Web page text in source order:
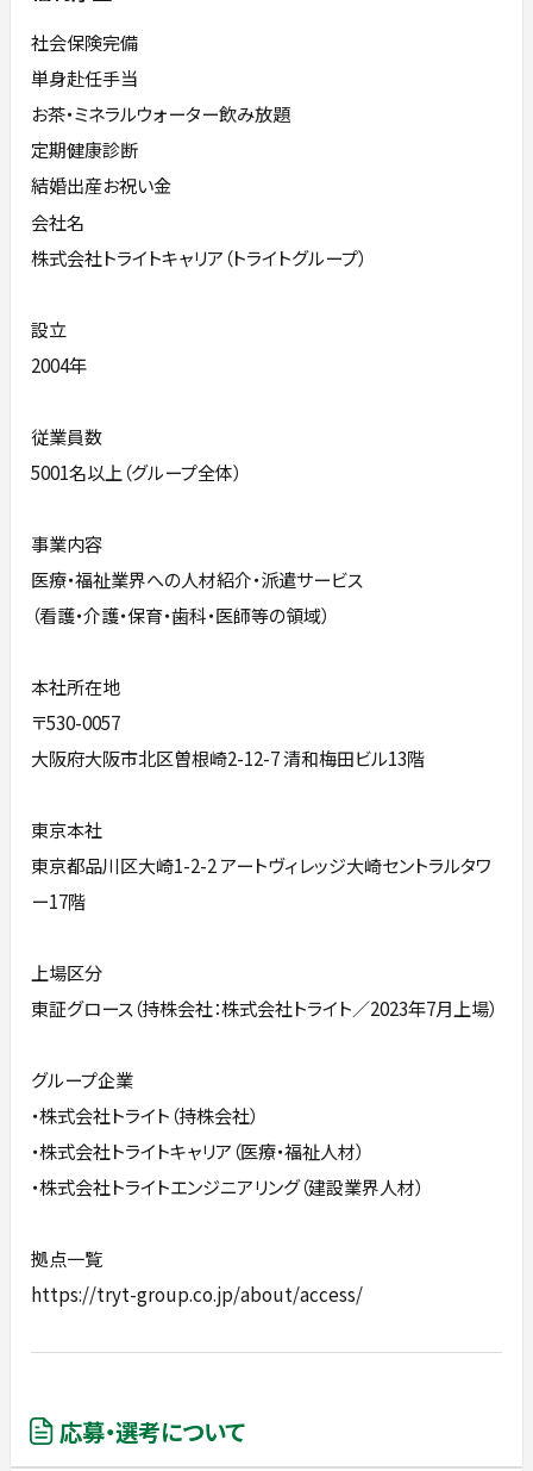
社会保険完備
単身赴任手当
お茶・ミネラルウォーター飲み放題
定期健康診断
結婚出産お祝い金
会社名
株式会社トライトキャリア（トライトグループ）
設立
2004年
従業員数
5001名以上（グループ全体）
事業内容
医療・福祉業界への人材紹介・派遣サービス
（看護・介護・保育・歯科・医師等の領域）
本社所在地
〒530-0057
大阪府大阪市北区曽根崎2-12-7 清和梅田ビル13階
東京本社
東京都品川区大崎1-2-2 アートヴィレッジ大崎セントラルタワ
ー17階
上場区分
東証グロース（持株会社：株式会社トライト／2023年7月上場）
グループ企業
・株式会社トライト（持株会社）
・株式会社トライトキャリア（医療・福祉人材）
・株式会社トライトエンジニアリング（建設業界人材）
拠点一覧
https://tryt-group.co.jp/about/access/
応募・選考について